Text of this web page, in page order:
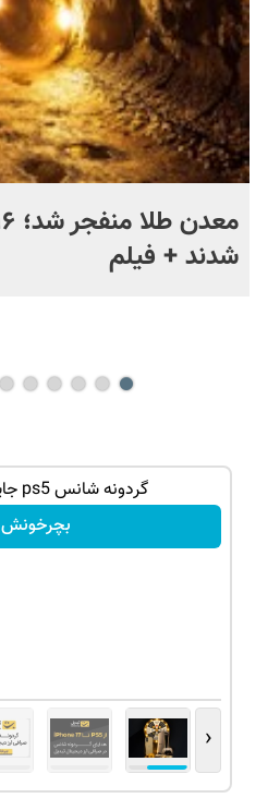
شدند + فیلم
گردونه شانس ps5 جایزه میده 🔥
بچرخونش
‹